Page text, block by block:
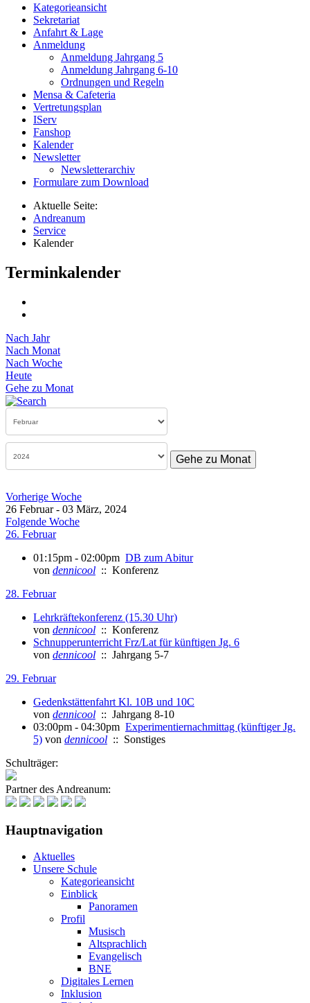
Kategorieansicht
Sekretariat
Anfahrt & Lage
Anmeldung
Anmeldung Jahrgang 5
Anmeldung Jahrgang 6-10
Ordnungen und Regeln
Mensa & Cafeteria
Vertretungsplan
IServ
Fanshop
Kalender
Newsletter
Newsletterarchiv
Formulare zum Download
Aktuelle Seite:
Andreanum
Service
Kalender
Terminkalender
Nach Jahr
Nach Monat
Nach Woche
Heute
Gehe zu Monat
Gehe zu Monat
Vorherige Woche
26 Februar - 03 März, 2024
Folgende Woche
26. Februar
01:15pm - 02:00pm DB zum Abitur
von dennicool :: Konferenz
28. Februar
Lehrkräftekonferenz (15.30 Uhr)
von dennicool :: Konferenz
Schnupperunterricht Frz/Lat für künftigen Jg. 6
von dennicool :: Jahrgang 5-7
29. Februar
Gedenkstättenfahrt Kl. 10B und 10C
von dennicool :: Jahrgang 8-10
03:00pm - 04:30pm Experimentiernachmittag (künftiger Jg.
5) von dennicool :: Sonstiges
Schulträger:
Partner des Andreanum:
Hauptnavigation
Aktuelles
Unsere Schule
Kategorieansicht
Einblick
Panoramen
Profil
Musisch
Altsprachlich
Evangelisch
BNE
Digitales Lernen
Inklusion